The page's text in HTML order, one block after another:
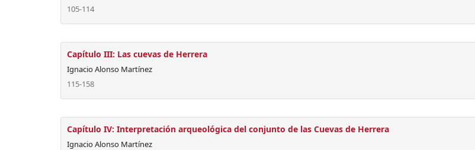
105-114
Capítulo III: Las cuevas de Herrera
Ignacio Alonso Martínez
115-158
Capítulo IV: Interpretación arqueológica del conjunto de las Cuevas de Herrera
Ignacio Alonso Martínez